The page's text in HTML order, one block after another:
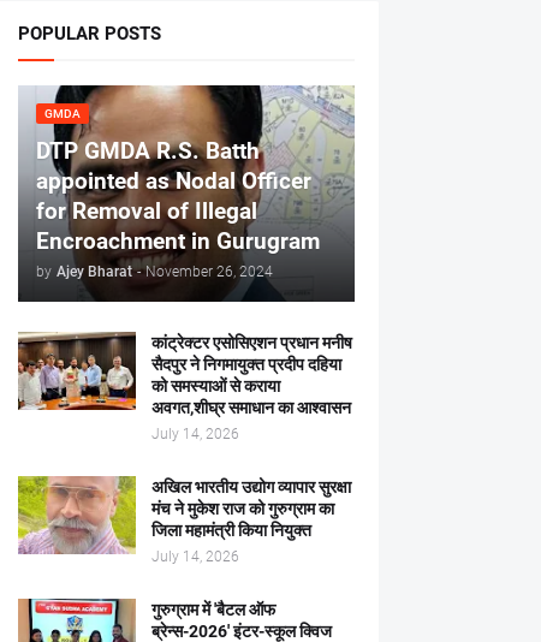
POPULAR POSTS
GMDA
DTP GMDA R.S. Batth
appointed as Nodal Officer
for Removal of Illegal
Encroachment in Gurugram
by Ajey Bharat - November 26, 2024
कांट्रेक्टर एसोसिएशन प्रधान मनीष
सैदपुर ने निगमायुक्त प्रदीप दहिया
को समस्याओं से कराया
अवगत,शीघ्र समाधान का आश्वासन
July 14, 2026
अखिल भारतीय उद्योग व्यापार सुरक्षा
मंच ने मुकेश राज को गुरुग्राम का
जिला महामंत्री किया नियुक्त
July 14, 2026
गुरुग्राम में 'बैटल ऑफ
ब्रेन्स-2026' इंटर-स्कूल क्विज